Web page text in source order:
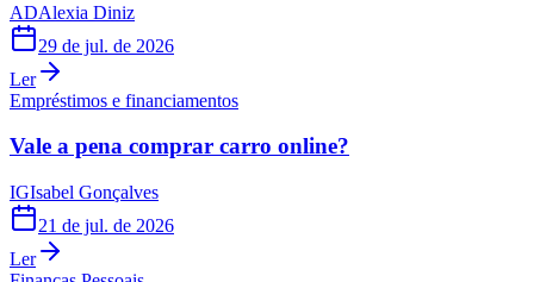
ADAlexia Diniz
29 de jul. de 2026
Ler
Empréstimos e financiamentos
Vale a pena comprar carro online?
IGIsabel Gonçalves
21 de jul. de 2026
Ler